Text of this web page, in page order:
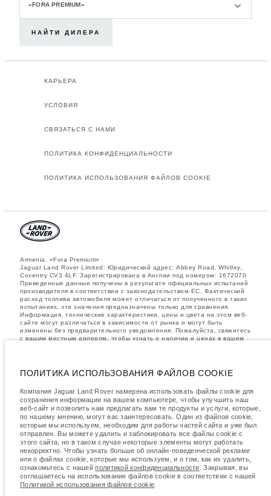
«FORA PREMIUM»
НАЙТИ ДИЛЕРА
КАРЬЕРА
УСЛОВИЯ
СВЯЗАТЬСЯ С НАМИ
ПОЛИТИКА КОНФИДЕНЦИАЛЬНОСТИ
ПОЛИТИКА ИСПОЛЬЗОВАНИЯ ФАЙЛОВ COOKIE
Armenia, «Fora Premium»
Jaguar Land Rover Limited: Юридический адрес: Abbey Road, Whitley,
Coventry CV3 4LF. Зарегистрирована в Англии под номером: 1672070
Приведенные данные получены в результате официальных испытаний
производителя в соответствии с законодательством ЕС. Фактический
расход топлива автомобиля может отличаться от полученного в таких
испытаниях, эти значения предназначены только для сравнения.
Информация, технические характеристики, цены и цвета на этом веб-
сайте могут различаться в зависимости от рынка и могут быть
изменены без предварительного уведомления. Пожалуйста, свяжитесь
с вашим местным дилером, чтобы узнать о наличии и ценах в вашем
комплектации. Аксессуары и другие элементы, установленные после
процесса производства автомобиля, влияют на полезную нагрузку.
максимальные нагрузки на оси не были превышены, когда к массе
самого автомобиля добавляется совокупный вес установленных
аксессуаров, пассажиров, рабочих жидкостей, топлива, а также
полезная нагрузка.
важное примечание в отношений изображений и спецификаций.В
настоящее время в мире наблюдается дефицит полупроводников,
который оказывает влияние на спецификации производимых
транспортных средств, доступность опционального оборудования и
сроки производства. Ситуация меняется очень быстро. Поэтому
используемые на сайте изображения могут не в полной мере
соответствовать доступным особенностям, опциям, комплектациям и
цветовым схемам автомобилей. Подробную информацию о
ПОЛИТИКА ИСПОЛЬЗОВАНИЯ ФАЙЛОВ COOKIE
Компания Jaguar Land Rover намерена использовать файлы cookie для
сохранения информации на вашем компьютере, чтобы улучшить наш
веб-сайт и позволить нам предлагать вам те продукты и услуги, которые,
по нашему мнению, могут вас заинтересовать. Один из файлов cookie,
которые мы используем, необходим для работы частей сайта и уже был
отправлен. Вы можете удалить и заблокировать все файлы cookie с
этого сайта, но в таком случае некоторые элементы могут работать
некорректно. Чтобы узнать больше об онлайн-поведенческой рекламе
или о файлах cookie, которые мы используем, и о том, как их удалить,
ознакомьтесь с нашейполитикой конфиденциальности . Закрывая, вы
соглашаетесь на использование файлов cookie в соответствии с нашей
Политикой использования файлов cookie